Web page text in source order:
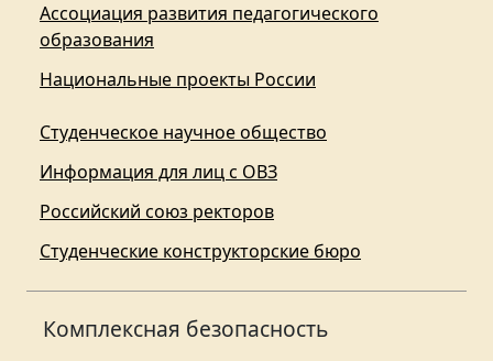
Ассоциация развития педагогического
образования
Национальные проекты России
Студенческое научное общество
Информация для лиц с ОВЗ
Российский союз ректоров
Студенческие конструкторские бюро
Комплексная безопасность